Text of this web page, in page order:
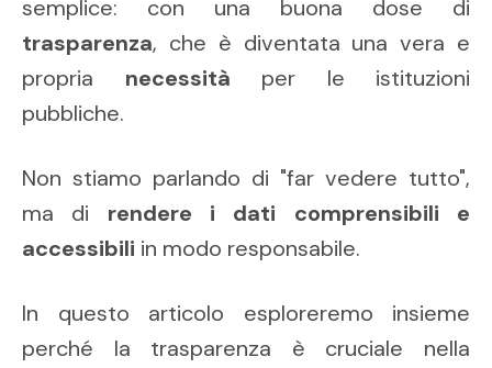
semplice: con una buona dose di
trasparenza, che è diventata una vera e
propria necessità per le istituzioni
pubbliche.
Non stiamo parlando di "far vedere tutto",
ma di rendere i dati comprensibili e
accessibili in modo responsabile.
In questo articolo esploreremo insieme
perché la trasparenza è cruciale nella